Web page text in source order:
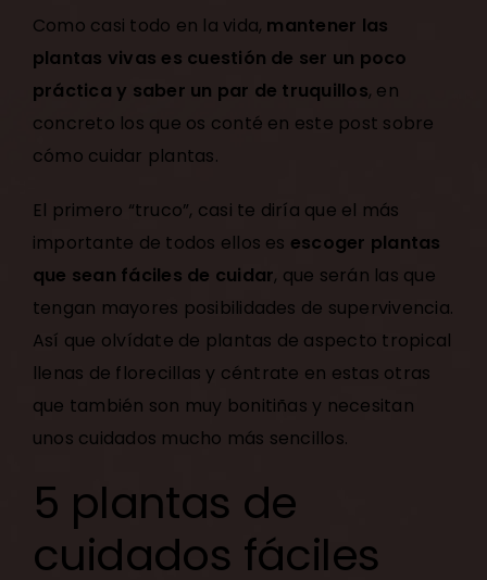
Como casi todo en la vida, mantener las
plantas vivas es cuestión de ser un poco
práctica y saber un par de truquillos, en
concreto los que os conté en este post sobre
cómo cuidar plantas.
El primero “truco”, casi te diría que el más
importante de todos ellos es escoger plantas
que sean fáciles de cuidar, que serán las que
tengan mayores posibilidades de supervivencia.
Así que olvídate de plantas de aspecto tropical
llenas de florecillas y céntrate en estas otras
que también son muy bonitiñas y necesitan
unos cuidados mucho más sencillos.
5 plantas de
cuidados fáciles